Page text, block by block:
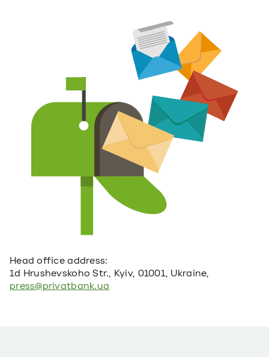
Head office address:
1d Hrushevskoho Str., Kyiv, 01001, Ukraine,
press@privatbank.ua